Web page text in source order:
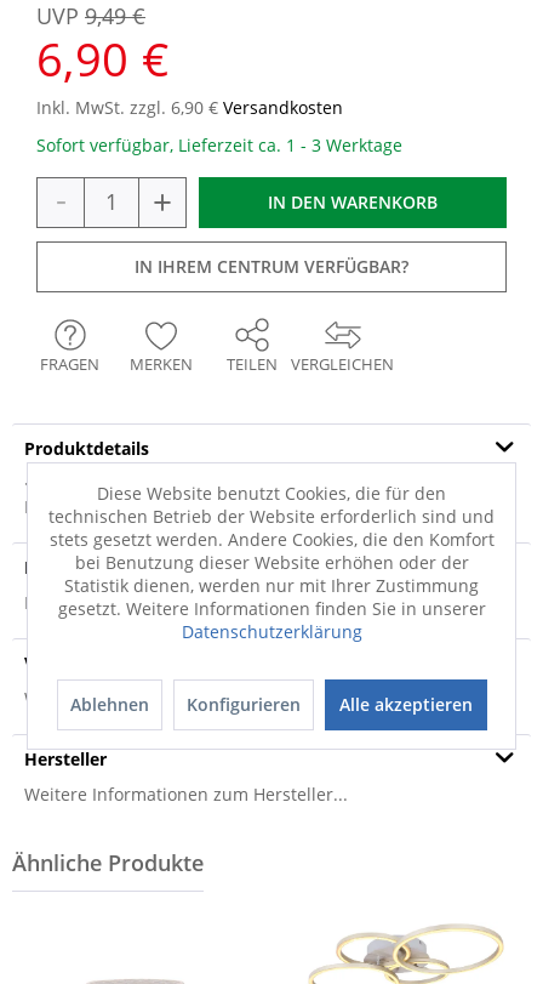
6,90 €
UVP 9,49 €
Inkl. MwSt. zzgl. 6,90 € Versandkosten
Sofort verfügbar, Lieferzeit ca. 1 - 3 Werktage
- + IN DEN WARENKORB
IN IHREM CENTRUM VERFÜGBAR?
VERGLEICHEN
FRAGEN MERKEN TEILEN
Produktdetails
· Kunststoff · mehrfarbig, weiß, transparent · Druckschalter
Hersteller: GLOBO Lighting...mehr
Produktsicherheit
Produktsicherheit
Versandinfo
Weitere Informationen zum Versand...
Hersteller
Weitere Informationen zum Hersteller...
Diese Website benutzt Cookies, die für den
technischen Betrieb der Website erforderlich sind und
stets gesetzt werden. Andere Cookies, die den Komfort
bei Benutzung dieser Website erhöhen oder der
Statistik dienen, werden nur mit Ihrer Zustimmung
gesetzt. Weitere Informationen finden Sie in unserer
Datenschutzerklärung
Ablehnen Konfigurieren Alle akzeptieren